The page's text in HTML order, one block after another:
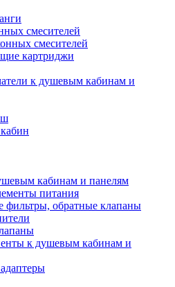
смесителей
смесителей
картриджи
к душевым кабинам и
кабинам и панелям
питания
фильтры, обратные клапаны
к душевым кабинам и